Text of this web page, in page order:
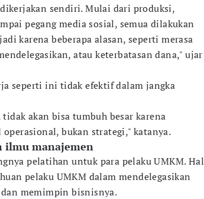
sendiri. Mulai dari produksi,
pegang media sosial, semua dilakukan
karena beberapa alasan, seperti merasa
atau keterbatasan dana," ujar
seperti ini tidak efektif dalam jangka
akan bisa tumbuh besar karena
bukan strategi," katanya.
ilmu manajemen
pelatihan untuk para pelaku UMKM. Hal
pelaku UMKM dalam mendelegasikan
memimpin bisnisnya.